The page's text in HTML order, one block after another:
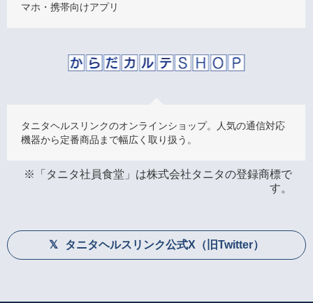
マホ・携帯向けアプリ
タニタヘルスリンクのオンラインショップ。人気の通信対応
機器から定番商品まで幅広く取り扱う。
※「タニタ社員食堂」は株式会社タニタの登録商標で
す。
タニタヘルスリンク公式X（旧Twitter）